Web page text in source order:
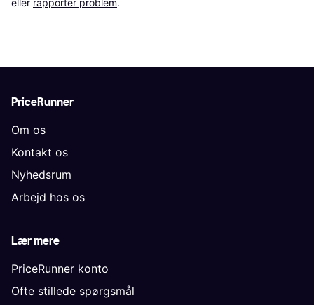
eller rapporter problem.
PriceRunner
Om os
Kontakt os
Nyhedsrum
Arbejd hos os
Lær mere
PriceRunner konto
Ofte stillede spørgsmål